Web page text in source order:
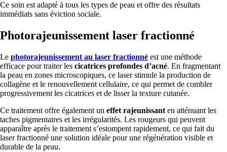
Ce soin est adapté à tous les types de peau et offre des résultats
immédiats sans éviction sociale.
Photorajeunissement laser fractionné
Le photorajeunissement au laser fractionné est une méthode
efficace pour traiter les cicatrices profondes d’acné. En fragmentant
la peau en zones microscopiques, ce laser stimule la production de
collagène et le renouvellement cellulaire, ce qui permet de combler
progressivement les cicatrices et de lisser la texture cutanée.
Ce traitement offre également un effet rajeunissant en atténuant les
taches pigmentaires et les irrégularités. Les rougeurs qui peuvent
apparaître après le traitement s’estompent rapidement, ce qui fait du
laser fractionné une solution idéale pour une régénération visible et
durable de la peau.